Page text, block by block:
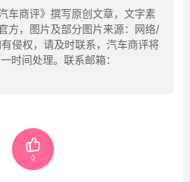
车商评》撰写原创文章，文字素
方，图片及部分图片来源：网络/
侵权，请及时联系，汽车商评将
时间处理。联系邮箱：
0